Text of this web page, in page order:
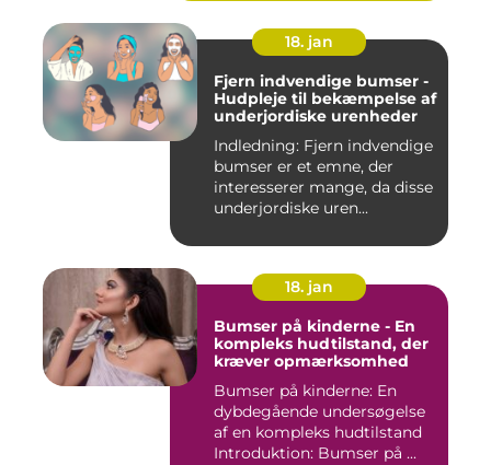
18. jan
Fjern indvendige bumser -
Hudpleje til bekæmpelse af
underjordiske urenheder
Indledning: Fjern indvendige
bumser er et emne, der
interesserer mange, da disse
underjordiske uren...
18. jan
Bumser på kinderne - En
kompleks hudtilstand, der
kræver opmærksomhed
Bumser på kinderne: En
dybdegående undersøgelse
af en kompleks hudtilstand
Introduktion: Bumser på ...